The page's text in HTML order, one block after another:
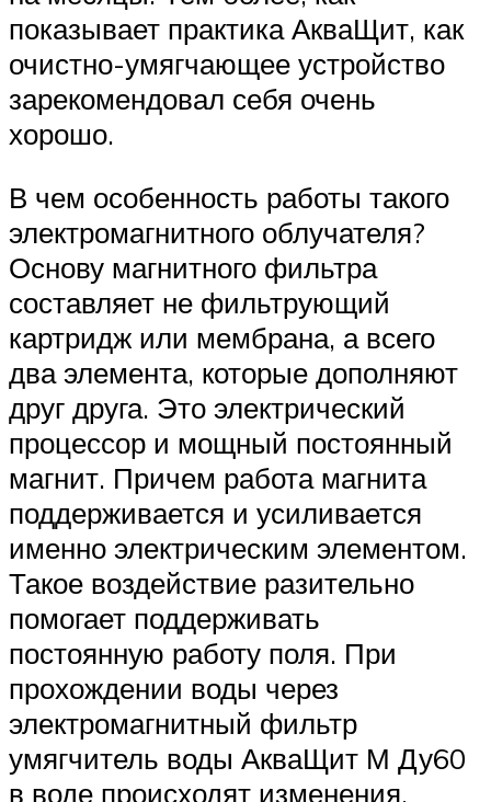
показывает практика АкваЩит, как
очистно-умягчающее устройство
зарекомендовал себя очень
хорошо.
В чем особенность работы такого
электромагнитного облучателя?
Основу магнитного фильтра
составляет не фильтрующий
картридж или мембрана, а всего
два элемента, которые дополняют
друг друга. Это электрический
процессор и мощный постоянный
магнит. Причем работа магнита
поддерживается и усиливается
именно электрическим элементом.
Такое воздействие разительно
помогает поддерживать
постоянную работу поля. При
прохождении воды через
электромагнитный фильтр
умягчитель воды АкваЩит М Ду60
в воде происходят изменения.